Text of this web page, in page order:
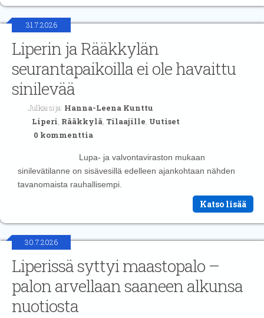
31.7.2026
Liperin ja Rääkkylän
seurantapaikoilla ei ole havaittu
sinilevää
Julkaisija: Hanna-Leena Kunttu
Liperi, Rääkkylä, Tilaajille, Uutiset
0 kommenttia
Lupa- ja valvontaviraston mukaan
sinilevätilanne on sisävesillä edelleen ajankohtaan nähden
tavanomaista rauhallisempi.
Katso lisää
30.7.2026
Liperissä syttyi maastopalo –
palon arvellaan saaneen alkunsa
nuotiosta